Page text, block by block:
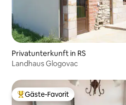
Privatunterkunft in RS
Landhaus Glogovac
Beliebter Gäste-Favorit.
Gäste-Favorit